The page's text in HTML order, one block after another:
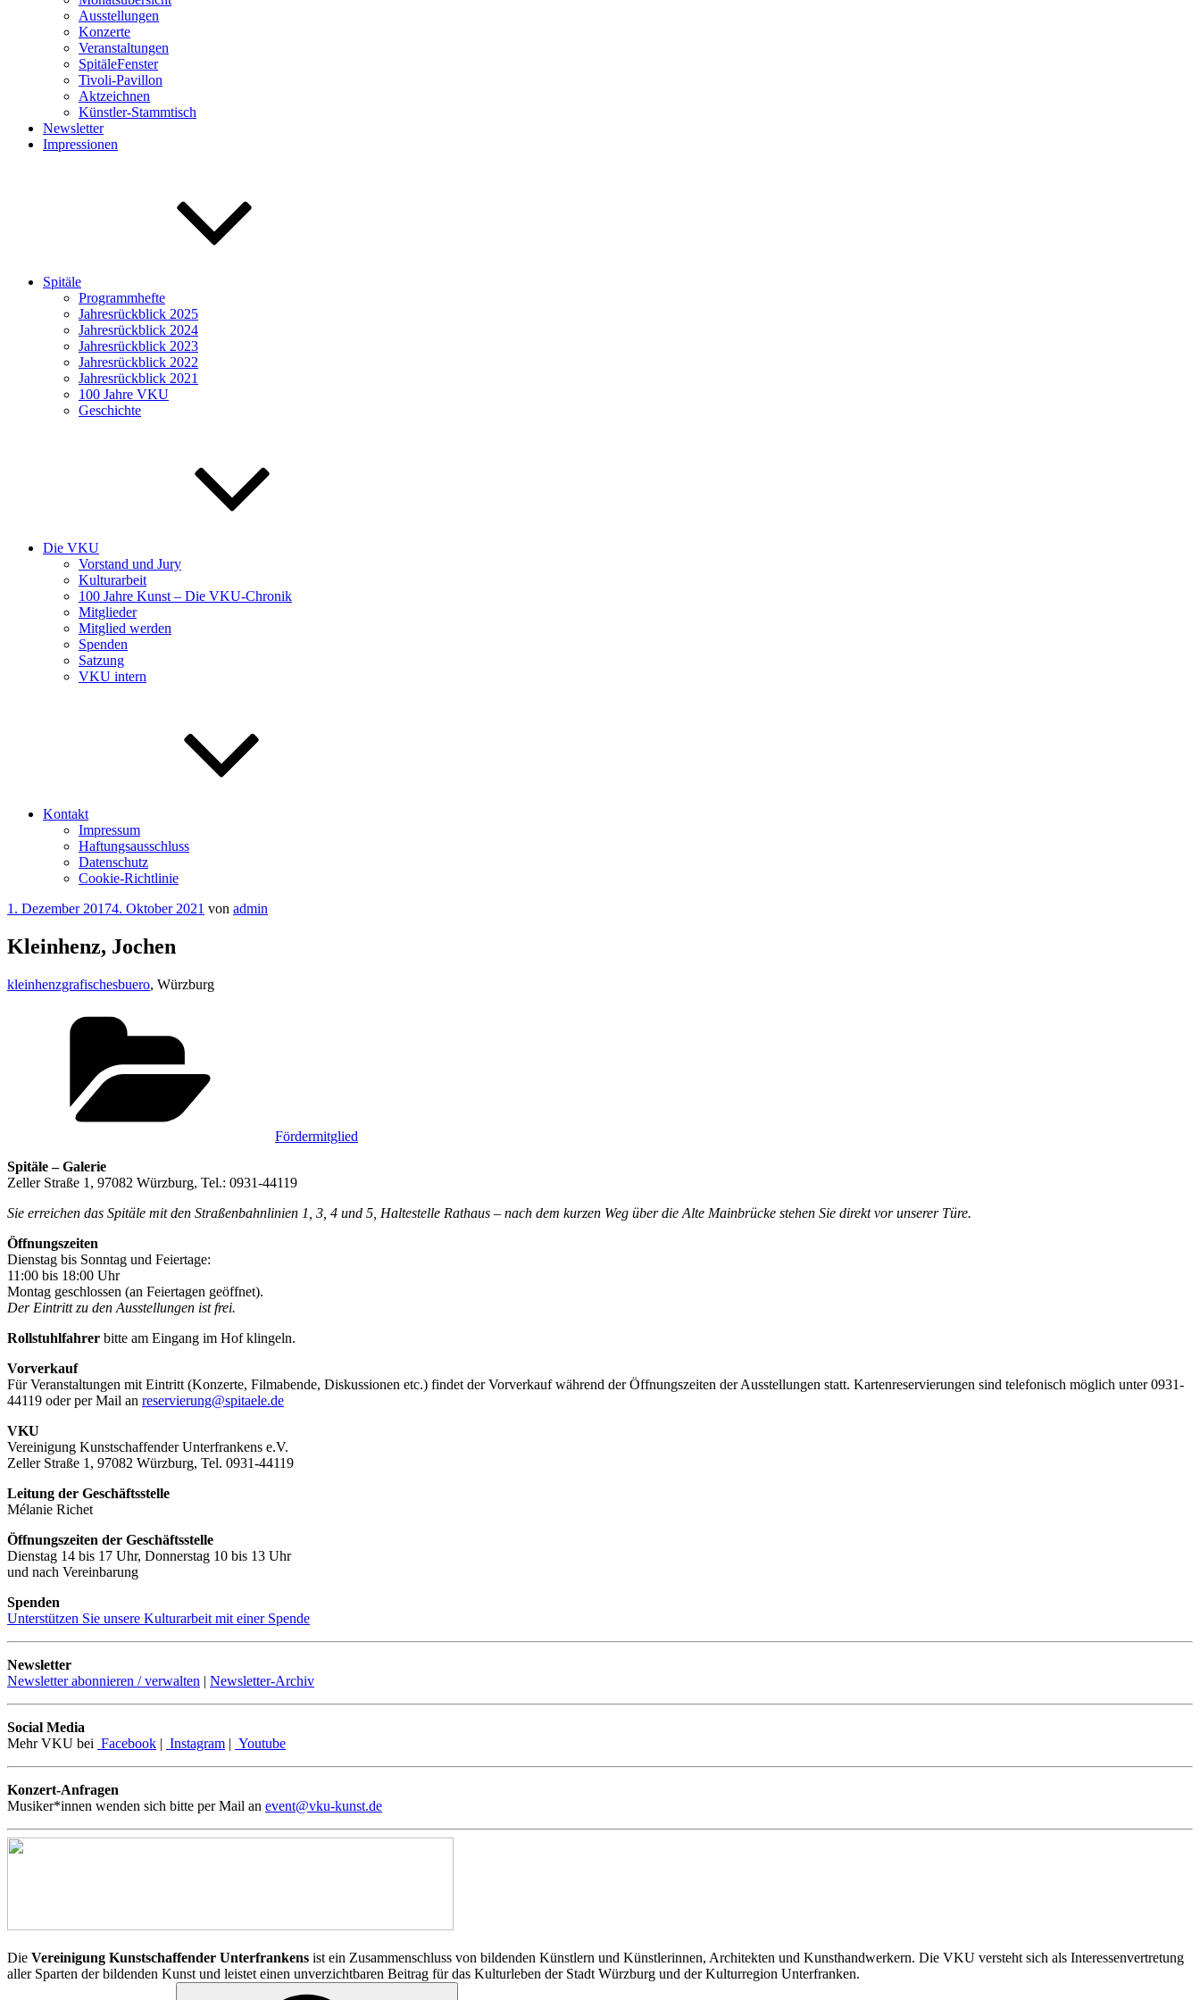
Ausstellungen
Konzerte
Veranstaltungen
SpitäleFenster
Tivoli-Pavillon
Aktzeichnen
Künstler-Stammtisch
Newsletter
Impressionen
Spitäle
Programmhefte
Jahresrückblick 2025
Jahresrückblick 2024
Jahresrückblick 2023
Jahresrückblick 2022
Jahresrückblick 2021
100 Jahre VKU
Geschichte
Die VKU
Vorstand und Jury
Kulturarbeit
100 Jahre Kunst – Die VKU-Chronik
Mitglieder
Mitglied werden
Spenden
Satzung
VKU intern
Kontakt
Impressum
Haftungsausschluss
Datenschutz
Cookie-Richtlinie
Veröffentlicht
1. Dezember 20174. Oktober 2021 von admin
Kleinhenz, Jochen
kleinhenzgrafischesbuero, Würzburg
Fördermitglied
Spitäle – Galerie
Zeller Straße 1, 97082 Würzburg, Tel.: 0931-44119
Sie erreichen das Spitäle mit den Straßenbahnlinien 1, 3, 4 und 5, Haltestelle Rathaus – nach dem kurzen Weg über die Alte Mainbrücke stehen Sie direkt vor unserer Türe.
Öffnungszeiten
Dienstag bis Sonntag und Feiertage:
11:00 bis 18:00 Uhr
Montag geschlossen (an Feiertagen geöffnet).
Der Eintritt zu den Ausstellungen ist frei.
Rollstuhlfahrer bitte am Eingang im Hof klingeln.
Vorverkauf
Für Veranstaltungen mit Eintritt (Konzerte, Filmabende, Diskussionen etc.) findet der Vorverkauf während der Öffnungszeiten der Ausstellungen statt. Kartenreservierungen sind telefonisch möglich unter 0931-
44119 oder per Mail an reservierung@spitaele.de
VKU
Vereinigung Kunstschaffender Unterfrankens e.V.
Zeller Straße 1, 97082 Würzburg, Tel. 0931-44119
Leitung der Geschäftsstelle
Mélanie Richet
Öffnungszeiten der Geschäftsstelle
Dienstag 14 bis 17 Uhr, Donnerstag 10 bis 13 Uhr
und nach Vereinbarung
Spenden
Unterstützen Sie unsere Kulturarbeit mit einer Spende
Newsletter
Newsletter abonnieren / verwalten | Newsletter-Archiv
Social Media
Mehr VKU bei Facebook | Instagram | Youtube
Konzert-Anfragen
Musiker*innen wenden sich bitte per Mail an event@vku-kunst.de
Die Vereinigung Kunstschaffender Unterfrankens ist ein Zusammenschluss von bildenden Künstlern und Künstlerinnen, Architekten und Kunsthandwerkern. Die VKU versteht sich als Interessenvertretung
aller Sparten der bildenden Kunst und leistet einen unverzichtbaren Beitrag für das Kulturleben der Stadt Würzburg und der Kulturregion Unterfranken.